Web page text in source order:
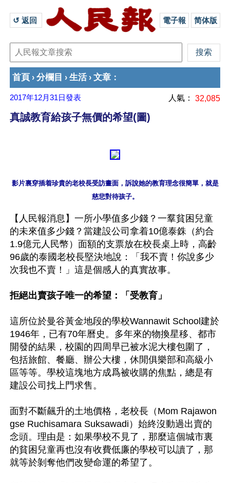
↺ 返回 電子報 简体版
首頁 › 分欄目 › 生活 › 文章 ：
2017年12月31日發表 人氣： 32,085
真誠教育給孩子無價的希望(圖)
影片裏穿插着珍貴的老校長受訪畫面，訴說她的教育理念很簡單，就是
【人民報消息】一所小學值多少錢？一羣貧困兒童
的未來值多少錢？當建設公司拿着10億泰銖（約合
1.9億元人民幣）面額的支票放在校長桌上時，高齡
96歲的泰國老校長堅決地說：「我不賣！你說多少
次我也不賣！」這是個感人的真實故事。
拒絕出賣孩子唯一的希望：「受教育」
這所位於曼谷黃金地段的學校Wannawit School建於
1946年，已有70年曆史。多年來的物換星移、都市
開發的結果，校園的四周早已被水泥大樓包圍了，
包括旅館、餐廳、辦公大樓，休閒俱樂部和高級小
區等等。學校這塊地方成爲被收購的焦點，總是有
建設公司找上門求售。
面對不斷飆升的土地價格，老校長（Mom Rajawon
gse Ruchisamara Suksawadi）始終沒動過出賣的
念頭。理由是：如果學校不見了，那麼這個城市裏
的貧困兒童再也沒有收費低廉的學校可以讀了，那
就等於剝奪他們改變命運的希望了。